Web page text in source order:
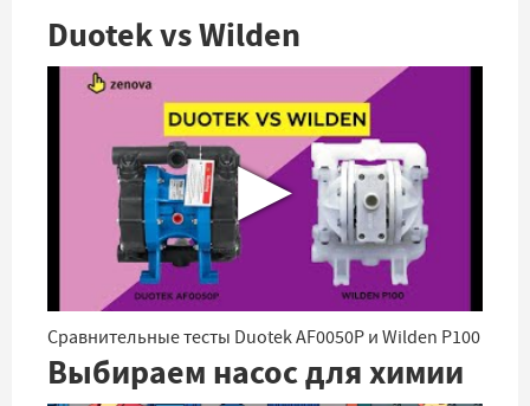
Duotek vs Wilden
▶
Сравнительные тесты Duotek AF0050P и Wilden P100
Выбираем насос для химии